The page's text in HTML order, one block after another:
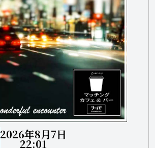
2026年8月7日
22:01